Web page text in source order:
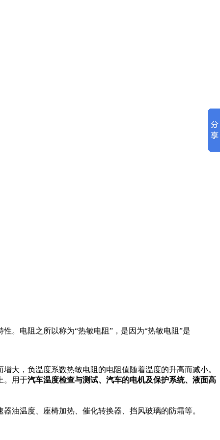
。电阻之所以称为“热敏电阻”，是因为“热敏电阻”是
大，负温度系数热敏电阻的电阻值随着温度的升高而减小。
。用于汽车温度检查与测试、汽车的电机及保护系统、液面高
油温度、座椅加热、催化转换器、挡风玻璃的防霜等。